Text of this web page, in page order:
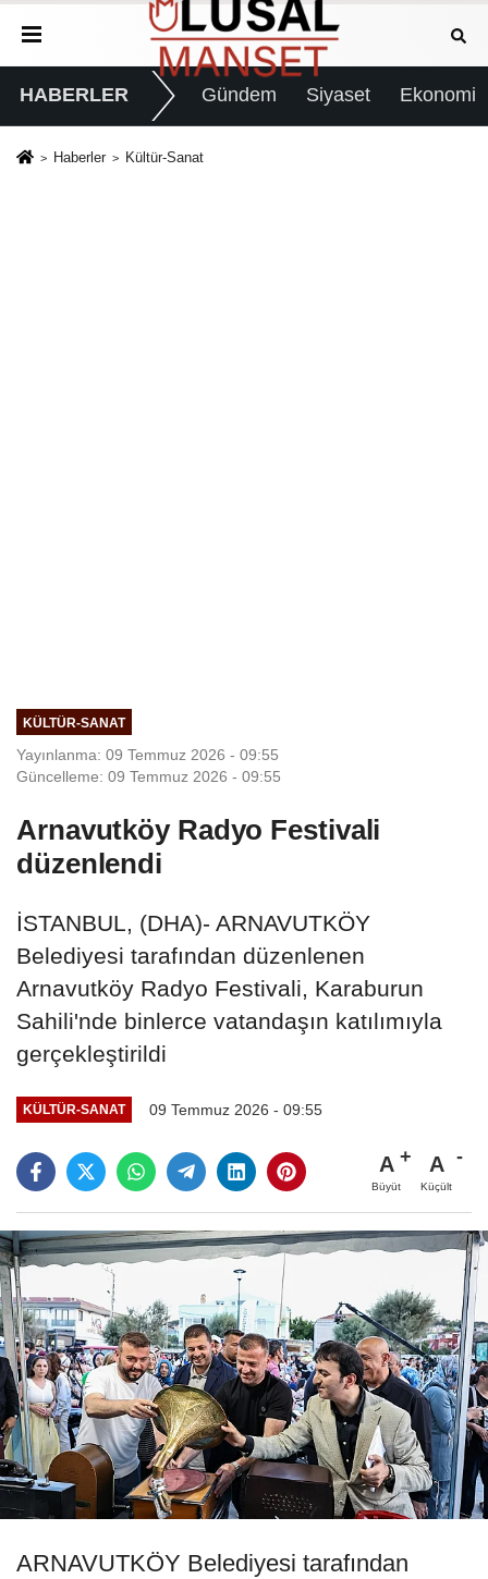
HABERLER Gündem Siyaset Ekonomi
Haberler Kültür-Sanat
KÜLTÜR-SANAT
Yayınlanma: 09 Temmuz 2026 - 09:55
Güncelleme: 09 Temmuz 2026 - 09:55
Arnavutköy Radyo Festivali
düzenlendi
İSTANBUL, (DHA)- ARNAVUTKÖY
Belediyesi tarafından düzenlenen
Arnavutköy Radyo Festivali, Karaburun
Sahili'nde binlerce vatandaşın katılımıyla
gerçekleştirildi
KÜLTÜR-SANAT 09 Temmuz 2026 - 09:55
A
Büyüt
A
Küçült
ARNAVUTKÖY Belediyesi tarafından